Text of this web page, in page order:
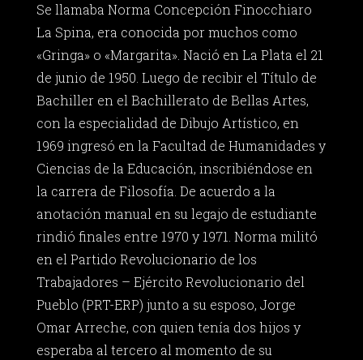
Se llamaba Norma Concepción Finocchiaro
La Spina, era conocida por muchos como
«Gringa» o «Margarita». Nació en La Plata el 21
de junio de 1950. Luego de recibir el Título de
Bachiller en el Bachillerato de Bellas Artes,
con la especialidad de Dibujo Artístico, en
1969 ingresó en la Facultad de Humanidades y
Ciencias de la Educación, inscribiéndose en
la carrera de Filosofía. De acuerdo a la
anotación manual en su legajo de estudiante
rindió finales entre 1970 y 1971. Norma militó
en el Partido Revolucionario de los
Trabajadores – Ejército Revolucionario del
Pueblo (PRT-ERP) junto a su esposo, Jorge
Omar Arreche, con quien tenía dos hijos y
esperaba al tercero al momento de su